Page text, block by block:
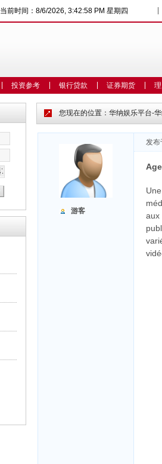
投资参考 银行贷款 证券期货
当前时间： 8/6/2026, 3:42:58 PM 星期四
游客
发布
aux
您现在的位置： 华纳娱乐平台-